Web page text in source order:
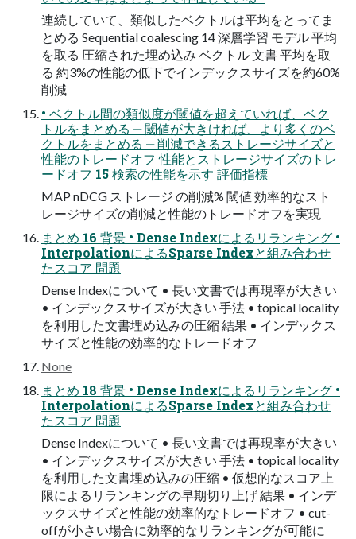
連続していて、類似したベクトルは平均をとってま
とめる Sequential coalescing 14 深層学習 モデル 平均
を取る 圧縮された埋め込み ベクトル ⽂書 平均を取
る 約3%の性能の低下でインデックスサイズを約60%
削減
• ベクトル間の類似度が閾値を超えていれば、ベク
トルをまとめる ‒ 閾値が⼤きければ、より多くのベ
クトルをまとめる ‒ 削減できるストレージサイズと
性能のトレードオフ 性能とストレージサイズのトレ
ードオフ 15 検索の性能を⽰す 評価指標
MAP nDCG ストレージ の削減% 閾値 効率的なスト
レージサイズの削減と性能のトレードオフを実現
まとめ 16 背景 • Dense Indexによるリランキング •
InterpolationによるSparse Indexと組み合わせ
たスコア 問題
Dense Indexについて • ⻑い⽂書では再現率が⼤きい
• インデックスサイズが⼤きい ⼿法 • topical locality
を利⽤した⽂書埋め込みの圧縮 結果 • インデックス
サイズと性能の効率的なトレードオフ
None
まとめ 18 背景 • Dense Indexによるリランキング •
InterpolationによるSparse Indexと組み合わせ
たスコア 問題
Dense Indexについて • ⻑い⽂書では再現率が⼤きい
• インデックスサイズが⼤きい ⼿法 • topical locality
を利⽤した⽂書埋め込みの圧縮 • 仮想的なスコア上
限によるリランキングの早期切り上げ 結果 • インデ
ックスサイズと性能の効率的なトレードオフ • cut-
offが⼩さい場合に効率的なリランキングが可能に